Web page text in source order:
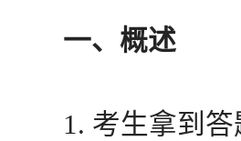
一、概述
1. 考生拿到答